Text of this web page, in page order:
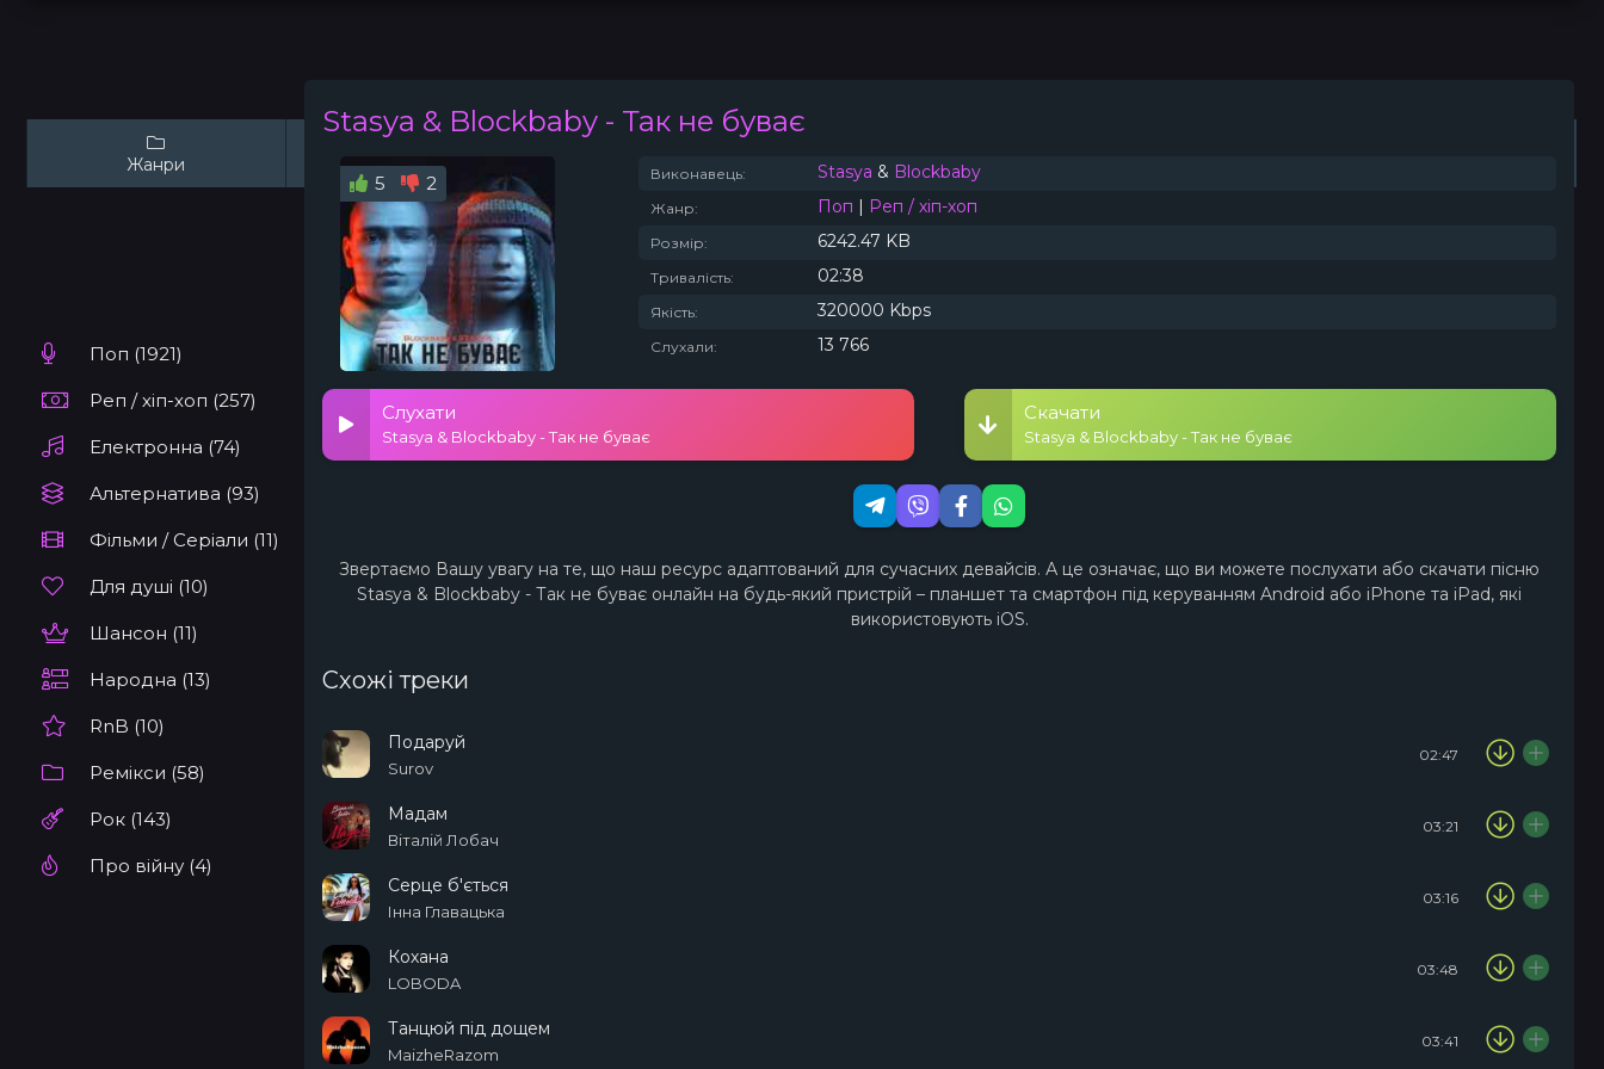
Жанри Виконавці Топ 100 Тренди
Поп (1921)
Реп / хіп-хоп (257)
Електронна (74)
Альтернатива (93)
Фільми / Серіали (11)
Для душі (10)
Шансон (11)
Народна (13)
RnB (10)
Ремікси (58)
Рок (143)
Про війну (4)
Stasya & Blockbaby - Так не буває
5 2 Виконавець: Stasya & Blockbaby
Жанр: Поп | Реп / хіп-хоп
Розмір: 6242.47 KB
Тривалість: 02:38
Якість: 320000 Kbps
Слухали: 13 766
Слухати
Stasya & Blockbaby - Так не буває
Скачати
Stasya & Blockbaby - Так не буває
Звертаємо Вашу увагу на те, що наш ресурс адаптований для сучасних девайсів. А це означає, що ви можете послухати або скачати пісню
Stasya & Blockbaby - Так не буває онлайн на будь-який пристрій – планшет та смартфон під керуванням Android або iPhone та iPad, які
використовують iOS.
Схожі треки
Подаруй
Surov
02:47
Мадам
Віталій Лобач
03:21
Серце б'ється
Інна Главацька
03:16
Кохана
LOBODA
03:48
Танцюй під дощем
MaizheRazom
03:41